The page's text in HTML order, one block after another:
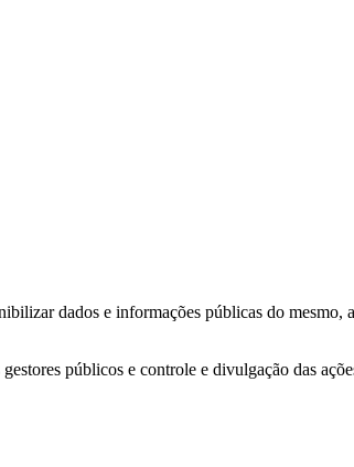
dados e informações públicas do mesmo,
públicos e controle e divulgação das